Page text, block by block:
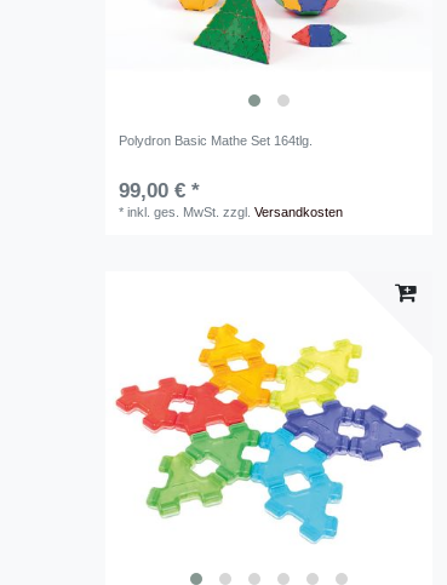
Polydron Basic Mathe Set 164tlg.
99,00 € *
*inkl. ges. MwSt. zzgl.Versandkosten